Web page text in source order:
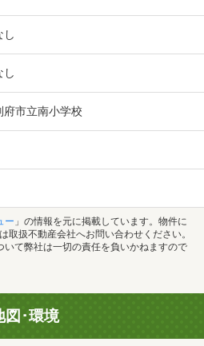
し
し
府市立南小学校
ー 」の情報を元に掲載しています。物件に
取扱不動産会社へお問い合わせください。
て弊社は一切の責任を負いかねますので
図･環境